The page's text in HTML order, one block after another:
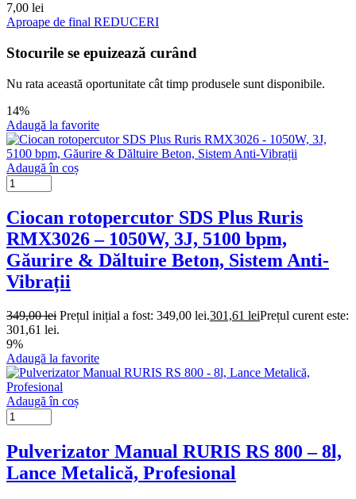
7,00 lei
Aproape de final REDUCERI
Stocurile se epuizează curând
Nu rata această oportunitate cât timp produsele sunt disponibile.
14%
Adaugă la favorite
Adaugă în coș
Ciocan rotopercutor SDS Plus Ruris
RMX3026 – 1050W, 3J, 5100 bpm,
Găurire & Dăltuire Beton, Sistem Anti-
Vibrații
349,00lei Prețul inițial a fost: 349,00 lei.301,61 leiPrețul curent este:
301,61 lei.
9%
Adaugă la favorite
Adaugă în coș
Pulverizator Manual RURIS RS 800 – 8l,
Lance Metalică, Profesional